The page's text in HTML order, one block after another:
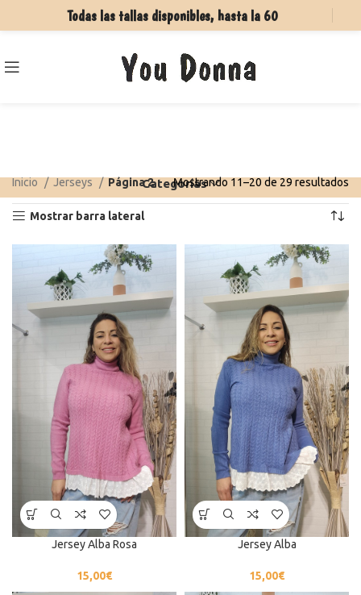
Todas las tallas disponibles, hasta la 60
Categorías
Inicio Jerseys Página 2 Mostrando 11–20 de 29 resultados
Mostrar barra lateral
Jersey Alba Rosa
15,00€
Jersey Alba
15,00€